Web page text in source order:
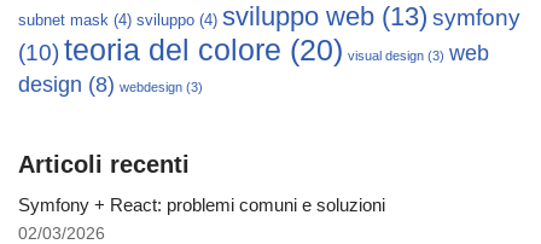
subnet mask (4) sviluppo (4) sviluppo web (13) symfony
(10)teoria del colore (20) visual design (3) web
design (8) webdesign (3)
Articoli recenti
Symfony + React: problemi comuni e soluzioni
02/03/2026